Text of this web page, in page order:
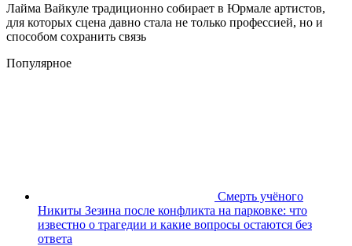
Лайма Вайкуле традиционно собирает в Юрмале артистов,
для которых сцена давно стала не только профессией, но и
способом сохранить связь
Популярное
Смерть учёного
Никиты Зезина после конфликта на парковке: что
известно о трагедии и какие вопросы остаются без
ответа